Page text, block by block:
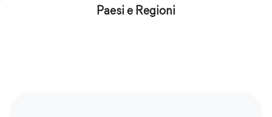
Paesi e Regioni